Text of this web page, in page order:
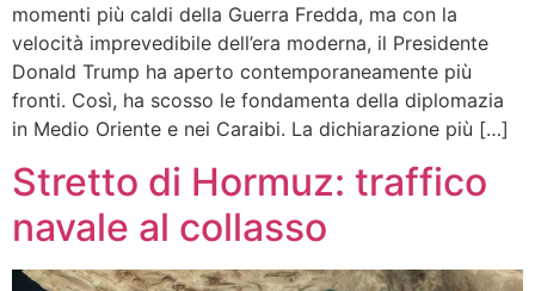
momenti più caldi della Guerra Fredda, ma con la
velocità imprevedibile dell’era moderna, il Presidente
Donald Trump ha aperto contemporaneamente più
fronti. Così, ha scosso le fondamenta della diplomazia
in Medio Oriente e nei Caraibi. La dichiarazione più […]
Stretto di Hormuz: traffico
navale al collasso